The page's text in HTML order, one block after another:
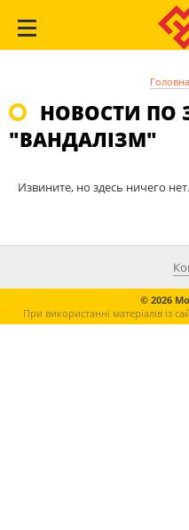
Головна
НОВОСТИ ПО
"ВАНДАЛІЗМ"
Извините, но здесь ничего нет.
© 2026
При використанні матеріалів із